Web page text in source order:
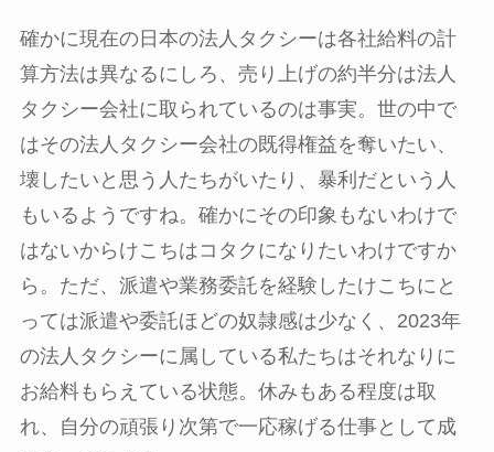
確かに現在の日本の法人タクシーは各社給料の計
算方法は異なるにしろ、売り上げの約半分は法人
タクシー会社に取られているのは事実。世の中で
はその法人タクシー会社の既得権益を奪いたい、
壊したいと思う人たちがいたり、暴利だという人
もいるようですね。確かにその印象もないわけで
はないからけこちはコタクになりたいわけですか
ら。ただ、派遣や業務委託を経験したけこちにと
っては派遣や委託ほどの奴隷感は少なく、2023年
の法人タクシーに属している私たちはそれなりに
お給料もらえている状態。休みもある程度は取
れ、自分の頑張り次第で一応稼げる仕事として成